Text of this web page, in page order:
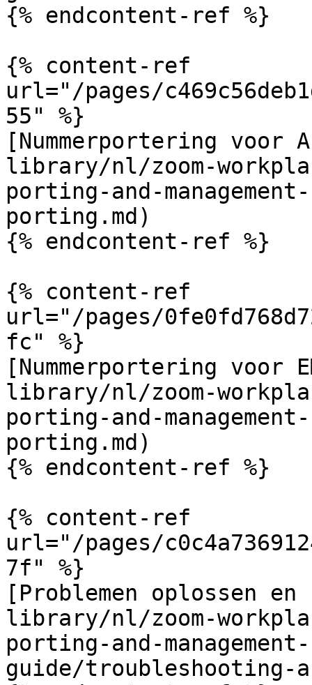
{% endcontent-ref %}
{% content-ref
url="/pages/
55" %}
[Nummerportering voor
library/nl/zoom-
porting-and-
porting.md)
{% endcontent-ref %}
{% content-ref
url="/pages/
fc" %}
[Nummerportering voor
library/nl/zoom-
porting-and-
porting.md)
{% endcontent-ref %}
{% content-ref
url="/pages/
7f" %}
[Problemen oplossen
library/nl/zoom-
porting-and-
guide/troubleshooting-